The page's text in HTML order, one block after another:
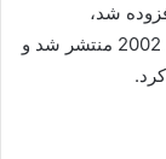
شد،
Emergency Act 19 می باشد. این فیلم در سال 2002 منتشر شد و